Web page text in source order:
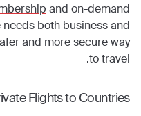
and on-demand
both business and
and more secure way
to travel.
Flights to Countries